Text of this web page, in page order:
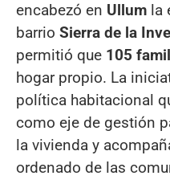
encabezó en Ullum la
barrio Sierra de la
permitió que 105
hogar propio. La
política habitacional
como eje de gestión
la vivienda y
ordenado de las